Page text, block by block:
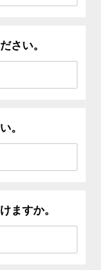
さい。
。
ますか。